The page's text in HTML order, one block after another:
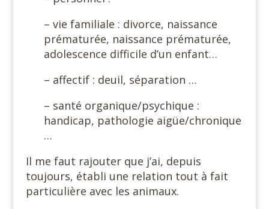
– vie familiale : divorce, naissance
prématurée, naissance prématurée,
adolescence difficile d’un enfant…
– affectif : deuil, séparation …
– santé organique/psychique :
handicap, pathologie aigüe/chronique
…
Il me faut rajouter que j’ai, depuis
toujours, établi une relation tout à fait
particulière avec les animaux.